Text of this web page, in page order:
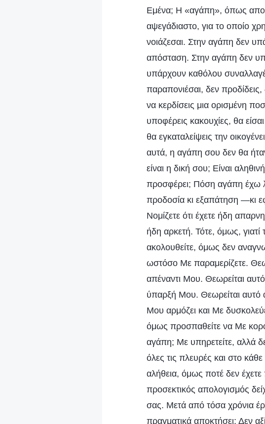
Εμένα; Η «αγάπη», όπως
αψεγάδιαστο, για το οποίο
νοιάζεσαι. Στην αγάπη δεν
απόσταση. Στην αγάπη δεν
υπάρχουν καθόλου
παραπονιέσαι, δεν προδίδεις,
να κερδίσεις μια ορισμένη
υποφέρεις κακουχίες, θα
θα εγκαταλείψεις την
αυτά, η αγάπη σου δεν θα
είναι η δική σου; Είναι
προσφέρει; Πόση αγάπη έχω
προδοσία κι εξαπάτηση —κι
Νομίζετε ότι έχετε ήδη
ήδη αρκετή. Τότε, όμως, γιατί
ακολουθείτε, όμως δεν
ωστόσο Με παραμερίζετε.
απέναντι Μου. Θεωρείται
ύπαρξή Μου. Θεωρείται
Μου αρμόζει και Με
όμως προσπαθείτε να Με
αγάπη; Με υπηρετείτε, αλλά
όλες τις πλευρές και στο
αλήθεια, όμως ποτέ δεν
προσεκτικός απολογισμός
σας. Μετά από τόσα χρόνια
πραγματικά αποκτήσει; Δεν